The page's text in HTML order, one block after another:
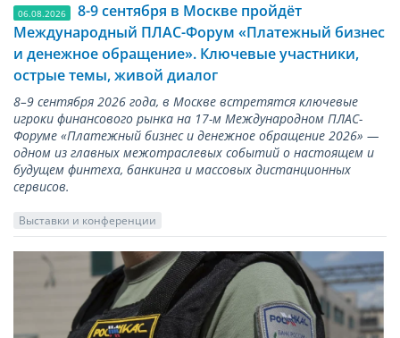
06.08.2026
8-9 сентября в Москве пройдёт
Международный ПЛАС-Форум «Платежный бизнес
и денежное обращение». Ключевые участники,
острые темы, живой диалог
8–9 сентября 2026 года, в Москве встретятся ключевые
игроки финансового рынка на 17-м Международном ПЛАС-
Форуме «Платежный бизнес и денежное обращение 2026» —
одном из главных межотраслевых событий о настоящем и
будущем финтеха, банкинга и массовых дистанционных
сервисов.
Выставки и конференции